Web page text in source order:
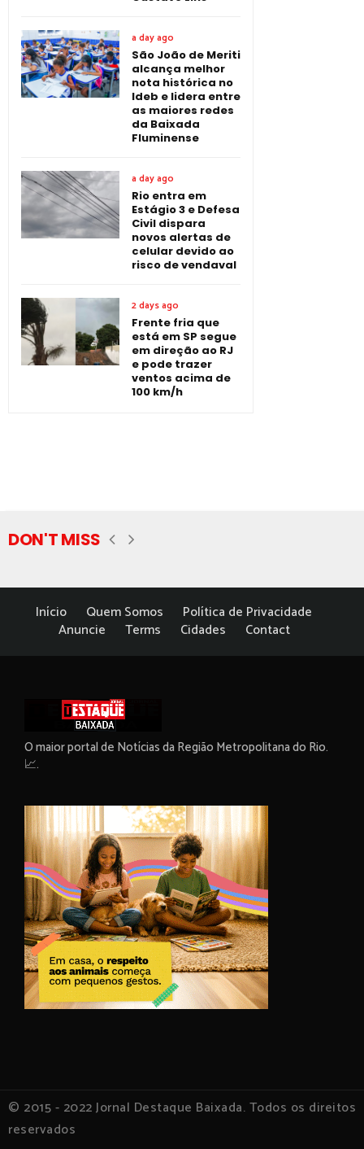
a day ago
São João de Meriti
alcança melhor
nota histórica no
Ideb e lidera entre
as maiores redes
da Baixada
Fluminense
a day ago
Rio entra em
Estágio 3 e Defesa
Civil dispara
novos alertas de
celular devido ao
risco de vendaval
2 days ago
Frente fria que
está em SP segue
em direção ao RJ
e pode trazer
ventos acima de
100 km/h
DON'T MISS
Início Quem Somos
Política de Privacidade
Anuncie
Terms Cidades Contact
O maior portal de Notícias da Região Metropolitana do Rio.
📈.
© 2015 - 2022 Jornal Destaque Baixada. Todos os direitos
reservados